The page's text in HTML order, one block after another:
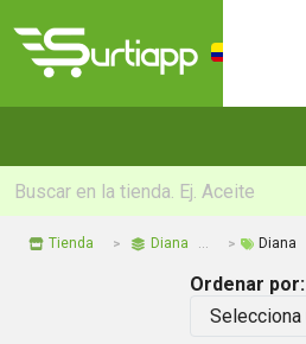
Tienda Diana Diana
Ordenar por: